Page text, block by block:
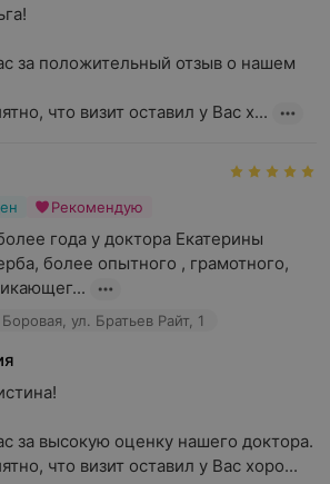
за положительный отзыв о нашем
что визит оставил у Вас х...
Рекомендую
года у доктора Екатерины
более опытного , грамотного,
ул. Братьев Райт, 1
за высокую оценку нашего доктора.
что визит оставил у Вас хоро...